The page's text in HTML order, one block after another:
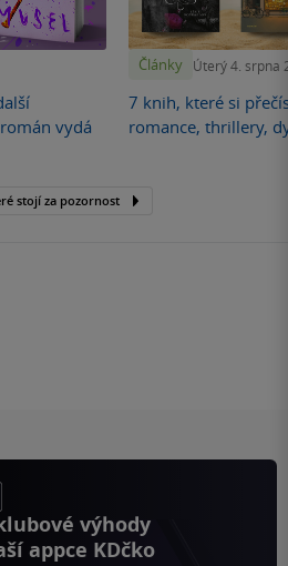
vydá
Články Úterý 4. srpna
7 knih, které si
romance, thrillery,
stojí za pozornost
výhody
appce KDčko